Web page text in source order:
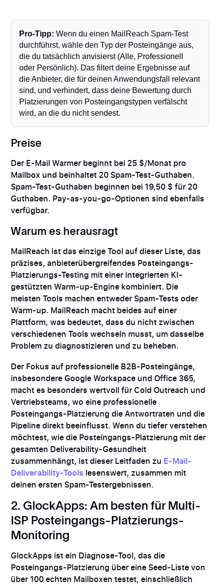
Pro-Tipp: Wenn du einen MailReach Spam-Test
durchführst, wähle den Typ der Posteingänge aus,
die du tatsächlich anvisierst (Alle, Professionell
oder Persönlich). Das filtert deine Ergebnisse auf
die Anbieter, die für deinen Anwendungsfall relevant
sind, und verhindert, dass deine Bewertung durch
Platzierungen von Posteingangstypen verfälscht
wird, an die du nicht sendest.
Preise
Der E-Mail Warmer beginnt bei 25 $/Monat pro
Mailbox und beinhaltet 20 Spam-Test-Guthaben.
Spam-Test-Guthaben beginnen bei 19,50 $ für 20
Guthaben. Pay-as-you-go-Optionen sind ebenfalls
verfügbar.
Warum es herausragt
MailReach ist das einzige Tool auf dieser Liste, das
präzises, anbieterübergreifendes Posteingangs-
Platzierungs-Testing mit einer integrierten KI-
gestützten Warm-up-Engine kombiniert. Die
meisten Tools machen entweder Spam-Tests oder
Warm-up. MailReach macht beides auf einer
Plattform, was bedeutet, dass du nicht zwischen
verschiedenen Tools wechseln musst, um dasselbe
Problem zu diagnostizieren und zu beheben.
Der Fokus auf professionelle B2B-Posteingänge,
insbesondere Google Workspace und Office 365,
macht es besonders wertvoll für Cold Outreach und
Vertriebsteams, wo eine professionelle
Posteingangs-Platzierung die Antwortraten und die
Pipeline direkt beeinflusst. Wenn du tiefer verstehen
möchtest, wie die Posteingangs-Platzierung mit der
gesamten Deliverability-Gesundheit
zusammenhängt, ist dieser Leitfaden zu E-Mail-
Deliverability-Tools lesenswert, zusammen mit
deinen ersten Spam-Testergebnissen.
2. GlockApps: Am besten für Multi-
ISP Posteingangs-Platzierungs-
Monitoring
GlockApps ist ein Diagnose-Tool, das die
Posteingangs-Platzierung über eine Seed-Liste von
über 100 echten Mailboxen testet, einschließlich